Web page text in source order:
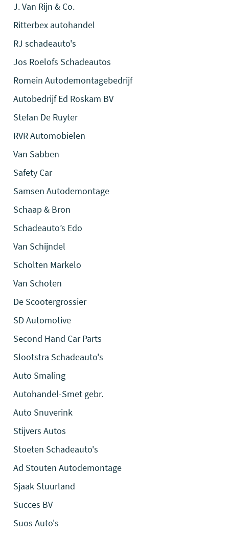
J. Van Rijn & Co.
Ritterbex autohandel
RJ schadeauto's
Jos Roelofs Schadeautos
Romein Autodemontagebedrijf
Autobedrijf Ed Roskam BV
Stefan De Ruyter
RVR Automobielen
Van Sabben
Safety Car
Samsen Autodemontage
Schaap & Bron
Schadeauto’s Edo
Van Schijndel
Scholten Markelo
Van Schoten
De Scootergrossier
SD Automotive
Second Hand Car Parts
Slootstra Schadeauto's
Auto Smaling
Autohandel-Smet gebr.
Auto Snuverink
Stijvers Autos
Stoeten Schadeauto's
Ad Stouten Autodemontage
Sjaak Stuurland
Succes BV
Suos Auto's